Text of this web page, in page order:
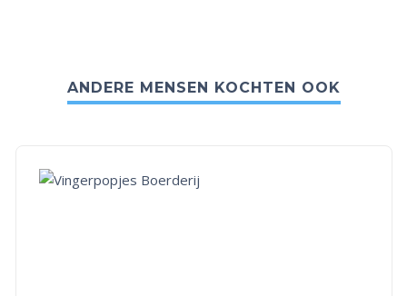
ANDERE MENSEN KOCHTEN OOK